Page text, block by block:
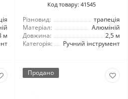
м
Код товару: 41545
Різновид:
трапеція
Матеріал:
Алюміній
Довжина:
2,5 м
Категорія:
Ручний інструмент
Продано